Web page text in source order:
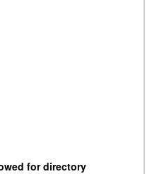
for directory